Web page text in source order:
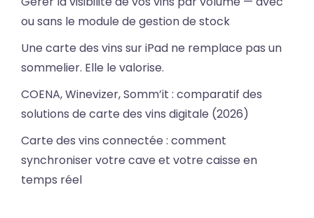
ou sans le module de gestion de stock
Une carte des vins sur iPad ne remplace pas un
sommelier. Elle le valorise.
COENA, Winevizer, Somm’it : comparatif des
solutions de carte des vins digitale (2026)
Carte des vins connectée : comment
synchroniser votre cave et votre caisse en
temps réel